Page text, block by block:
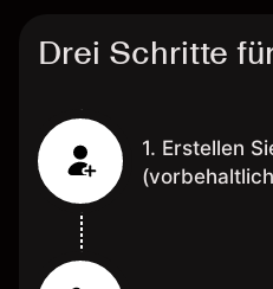
Drei Schritte
1. Erstellen